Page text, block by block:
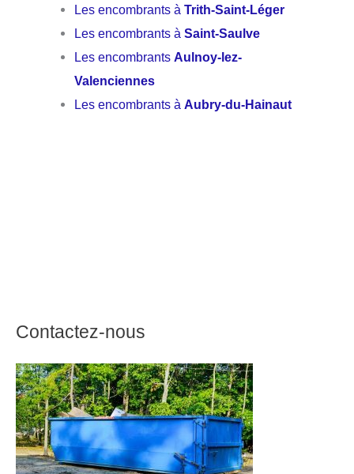
Les encombrants àTrith-Saint-Léger
Les encombrants àSaint-Saulve
Les encombrantsAulnoy-lez-
Valenciennes
Les encombrants àAubry-du-Hainaut
Contactez-nous